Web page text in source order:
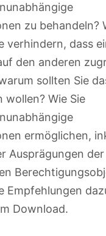
zu behandeln?
verhindern, dass
den anderen
sollten Sie
wollen? Wie Sie
ermöglichen,
Ausprägungen der
Empfehlungen
Download.